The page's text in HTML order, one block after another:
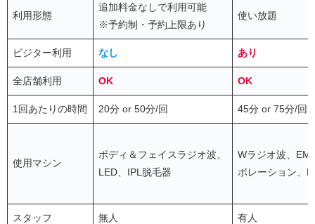
利用形態
追加料金なしで利用可能
※予約制・予約上限あり
使い放題
ビジター利用 なし あり
全店舗利用 OK OK
1回あたりの時間 20分 or 50分/回 45分 or 75分/回
使用マシン
ボディ＆フェイスラジオ波、
LED、IPL脱毛器
Wラジオ波、
ポレーション、
スタッフ 無人 有人